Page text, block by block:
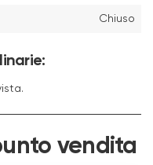
Chiuso
vendita